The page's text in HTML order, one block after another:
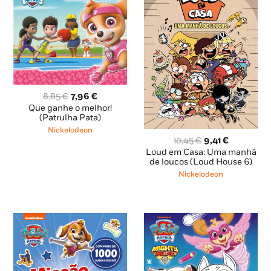
8,85€ O
preço
original
era:
7,96 €O
preço
atual
Que ganhe o melhor!
(Patrulha Pata)
Nickelodeon
10,45€ O
preço
original
era:
9,41€O
preço
atual
Loud em Casa: Uma manhã
de loucos (Loud House 6)
Nickelodeon